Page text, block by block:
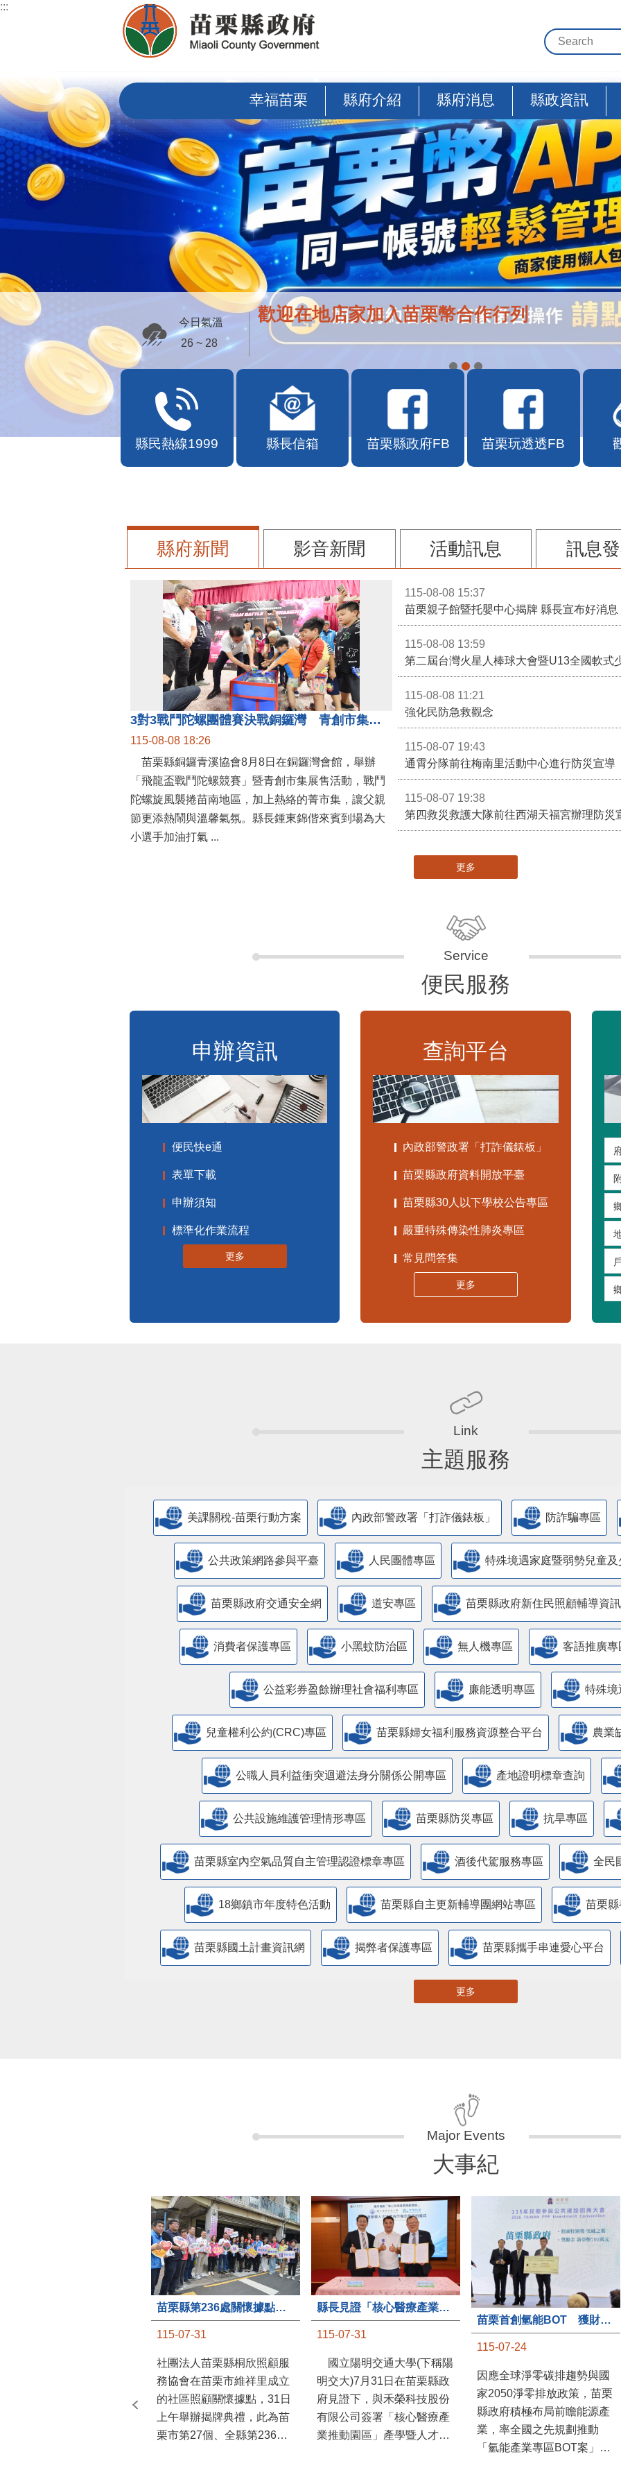
跳到主要內容區塊
:::
幸福苗栗 縣府介紹 縣府消息 縣政資訊
歡迎在地店家加入苗栗幣合作行列
今日氣溫
26 ~ 28
縣民熱線1999 縣長信箱 苗栗縣政府FB 苗栗玩透透FB
縣府新聞 影音新聞 活動訊息 訊息
3對3戰鬥陀螺團體賽決戰銅鑼灣 青創市集展售為父親節增添繽紛
115-08-08 18:26
苗栗縣銅鑼青溪協會8月8日在銅鑼灣會館，舉辦
「飛龍盃戰鬥陀螺競賽」暨青創市集展售活動，戰鬥
陀螺旋風襲捲苗南地區，加上熱絡的菁市集，讓父親
節更添熱鬧與溫馨氣氛。縣長鍾東錦偕來賓到場為大
115-08-08 15:37
苗栗親子館暨托嬰中心揭牌 縣長宣布好消
115-08-08 13:59
第二屆台灣火星人棒球大會暨U13全國軟式
115-08-08 11:21
強化民防急救觀念
115-08-07 19:43
通霄分隊前往梅南里活動中心進行防災宣導
115-08-07 19:38
第四救災救護大隊前往西湖天福宮辦理防災
更多
便民服務
申辦資訊
便民快e通
表單下載
申辦須知
標準化作業流程
更多
查詢平台
內政部警政署「打詐儀錶板」
苗栗縣政府資料開放平臺
苗栗縣30人以下學校公告專區
嚴重特殊傳染性肺炎專區
常見問答集
更多
主題服務
美課關稅-苗栗行動方案 內政部警政署「打詐儀錶板」 防詐騙專區
公共政策網路參與平臺 人民團體專區 特殊境遇家庭暨弱勢兒童
苗栗縣政府交通安全網 道安專區 苗栗縣政府新住民照顧輔導資
消費者保護專區 小黑蚊防治區 無人機專區 客語推廣專
公益彩券盈餘辦理社會福利專區 廉能透明專區 特殊境
兒童權利公約(CRC)專區 苗栗縣婦女福利服務資源整合平台 農業
公職人員利益衝突迴避法身分關係公開專區 產地證明標章查詢
​公共設施維護管理情形專區 苗栗縣防災專區 抗旱專區
苗栗縣室內空氣品質自主管理認證標章專區 酒後代駕服務專區 全民
18鄉鎮市年度特色活動 苗栗縣自主更新輔導團網站專區 苗栗
苗栗縣國土計畫資訊網 揭弊者保護專區 苗栗縣攜手串連愛心平台
更多
大事紀
苗栗縣第236處關懷據點在苗栗市維祥里揭牌
115-07-31
社團法人苗栗縣桐欣照顧服
務協會在苗栗市維祥里成立
的社區照顧關懷據點，31日
上午舉辦揭牌典禮，此為苗
栗市第27個、全縣第236處
115-07-31
國立陽明交通大學(下稱陽
明交大)7月31日在苗栗縣政
府見證下，與禾榮科技股份
有限公司簽署「核心醫療產
業推動園區」產學暨人才培
苗栗首創氫能BOT 獲財政部「突破之翼」肯定
115-07-24
因應全球淨零碳排趨勢與國
家2050淨零排放政策，苗栗
縣政府積極布局前瞻能源產
業，率全國之先規劃推動
「氫能產業專區BOT案」，